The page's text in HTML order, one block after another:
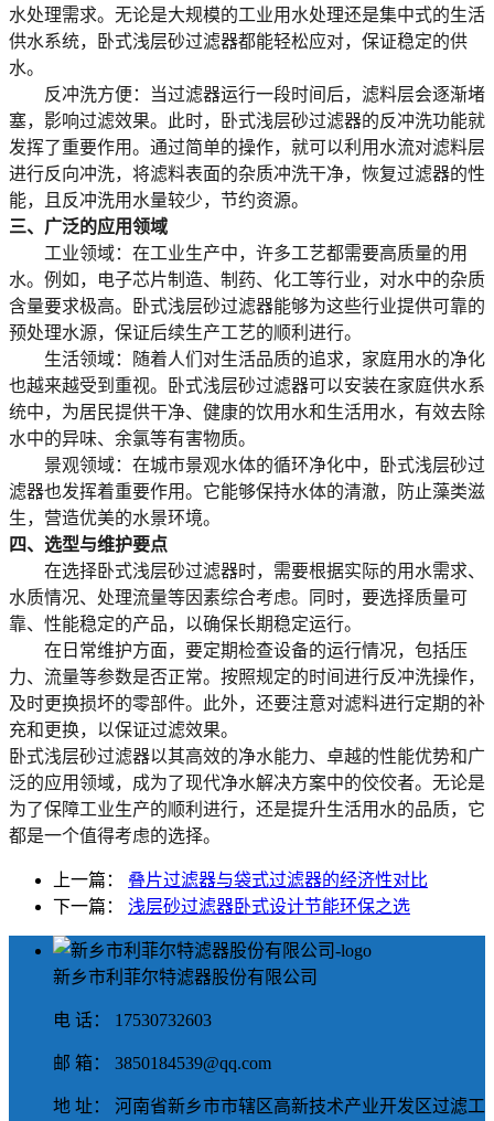
水处理需求。无论是大规模的工业用水处理还是集中式的生活
供水系统，卧式浅层砂过滤器都能轻松应对，保证稳定的供
水。
反冲洗方便：当过滤器运行一段时间后，滤料层会逐渐堵
塞，影响过滤效果。此时，卧式浅层砂过滤器的反冲洗功能就
发挥了重要作用。通过简单的操作，就可以利用水流对滤料层
进行反向冲洗，将滤料表面的杂质冲洗干净，恢复过滤器的性
能，且反冲洗用水量较少，节约资源。
三、广泛的应用领域
工业领域：在工业生产中，许多工艺都需要高质量的用
水。例如，电子芯片制造、制药、化工等行业，对水中的杂质
含量要求极高。卧式浅层砂过滤器能够为这些行业提供可靠的
预处理水源，保证后续生产工艺的顺利进行。
生活领域：随着人们对生活品质的追求，家庭用水的净化
也越来越受到重视。卧式浅层砂过滤器可以安装在家庭供水系
统中，为居民提供干净、健康的饮用水和生活用水，有效去除
水中的异味、余氯等有害物质。
景观领域：在城市景观水体的循环净化中，卧式浅层砂过
滤器也发挥着重要作用。它能够保持水体的清澈，防止藻类滋
生，营造优美的水景环境。
四、选型与维护要点
在选择卧式浅层砂过滤器时，需要根据实际的用水需求、
水质情况、处理流量等因素综合考虑。同时，要选择质量可
靠、性能稳定的产品，以确保长期稳定运行。
在日常维护方面，要定期检查设备的运行情况，包括压
力、流量等参数是否正常。按照规定的时间进行反冲洗操作，
及时更换损坏的零部件。此外，还要注意对滤料进行定期的补
充和更换，以保证过滤效果。
卧式浅层砂过滤器以其高效的净水能力、卓越的性能优势和广
泛的应用领域，成为了现代净水解决方案中的佼佼者。无论是
为了保障工业生产的顺利进行，还是提升生活用水的品质，它
都是一个值得考虑的选择。
上一篇： 叠片过滤器与袋式过滤器的经济性对比
下一篇： 浅层砂过滤器卧式设计节能环保之选
新乡市利菲尔特滤器股份有限公司
电 话： 17530732603
邮 箱： 3850184539@qq.com
地 址： 河南省新乡市市辖区高新技术产业开发区过滤工